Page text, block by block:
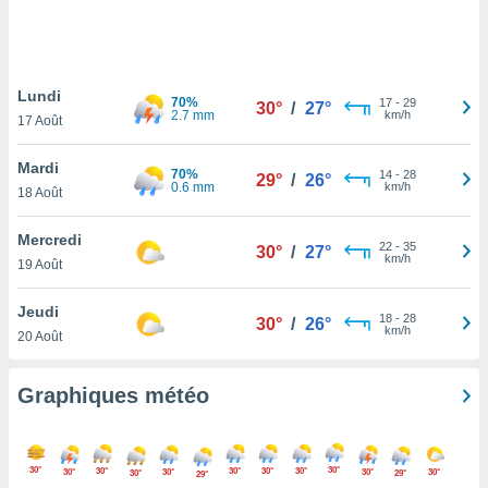
pas
de
à
cas,
que
sur le
ne
Lundi
17 Août
70%
2.7 mm
30° / 27° 17- 29
km/h
Mardi
18 Août
70%
0.6 mm
29° / 26° 14- 28
km/h
Mercredi
19 Août
30° / 27° 22- 35
km/h
Jeudi
20 Août
30° / 26° 18- 28
km/h
Graphiques météo
30° 30° 30° 30° 30° 29° 30° 30° 30° 30° 30° 29° 30°